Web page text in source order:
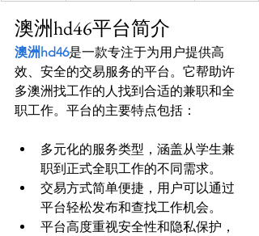
澳洲hd46平台简介
澳洲hd46是一款专注于为用户提供高
效、安全的交易服务的平台。它帮助许
多澳洲找工作的人找到合适的兼职和全
多元化的服务类型，涵盖从学生兼
职到正式全职工作的不同需求。
交易方式简单便捷，用户可以通过
平台轻松发布和查找工作机会。
平台高度重视安全性和隐私保护，